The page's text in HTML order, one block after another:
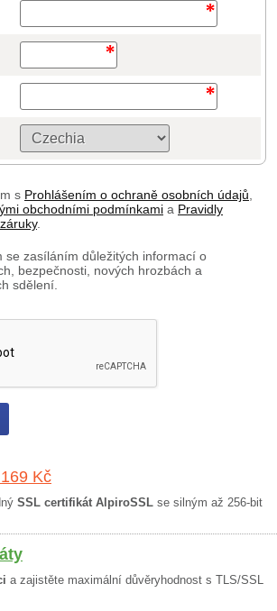
s Prohlášením o ochraně osobních údajů
obchodními podmínkami a Pravidly
.
se zasíláním důležitých informací o
bezpečnosti, nových hrozbách a
sdělení.
Kč
SSL certifikát AlpiroSSL se silným až 256-bit
a zajistěte maximální důvěryhodnost s TLS/SSL